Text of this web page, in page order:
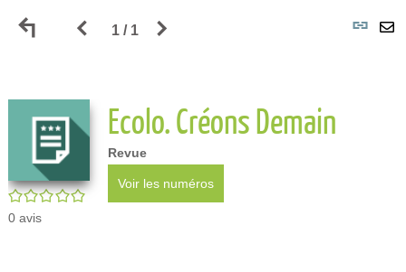
Retour
résultats
de
recherche
Page
des
résultats
1 / 1
Page
des
résultats
/5
0 avis
Ecolo. Créons Demain
Revue
Voir les numéros